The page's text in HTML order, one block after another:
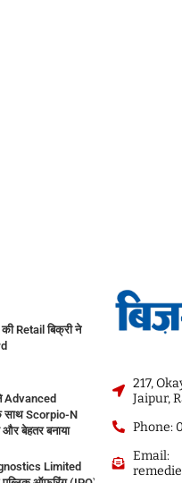
की Retail बिक्री ने
Advanced
साथ Scorpio-N
बेहतर बनाया
Limited
217,
Jaipur,
Phone:
Email: